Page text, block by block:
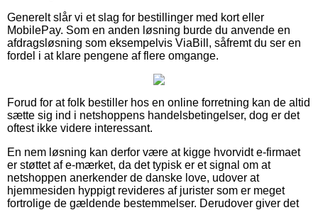
Generelt slår vi et slag for bestillinger med kort eller
MobilePay. Som en anden løsning burde du anvende en
afdragsløsning som eksempelvis ViaBill, såfremt du ser en
fordel i at klare pengene af flere omgange.
Forud for at folk bestiller hos en online forretning kan de altid
sætte sig ind i netshoppens handelsbetingelser, dog er det
oftest ikke videre interessant.
En nem løsning kan derfor være at kigge hvorvidt e-firmaet
er støttet af e-mærket, da det typisk er et signal om at
netshoppen anerkender de danske love, udover at
hjemmesiden hyppigt revideres af jurister som er meget
fortrolige de gældende bestemmelser. Derudover giver det